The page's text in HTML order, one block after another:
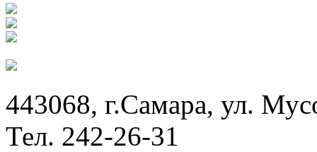
443068, г.Самара, ул.
Тел. 242-26-31